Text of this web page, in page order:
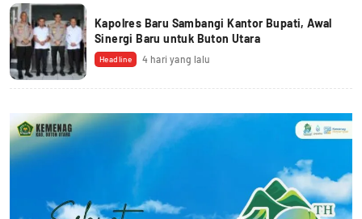
Kapolres Baru Sambangi Kantor Bupati, Awal
Sinergi Baru untuk Buton Utara
Headline 4 hari yang lalu